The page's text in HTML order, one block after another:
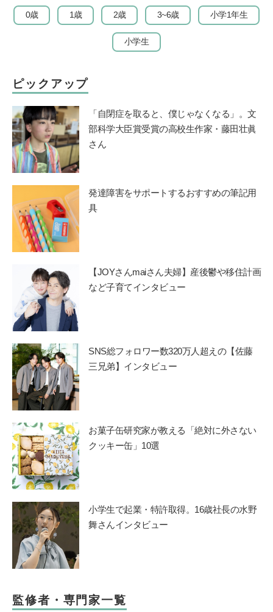
0歳 1歳 2歳 3~6歳 小学1年生
小学生
ピックアップ
「自閉症を取ると、僕じゃなくなる」。文
部科学大臣賞受賞の高校生作家・藤田壮眞
さん
発達障害をサポートするおすすめの筆記用
具
【JOYさんmaiさん夫婦】産後鬱や移住計画
など子育てインタビュー
SNS総フォロワー数320万人超えの【佐藤
三兄弟】インタビュー
お菓子缶研究家が教える「絶対に外さない
クッキー缶」10選
小学生で起業・特許取得。16歳社長の水野
舞さんインタビュー
監修者・専門家一覧